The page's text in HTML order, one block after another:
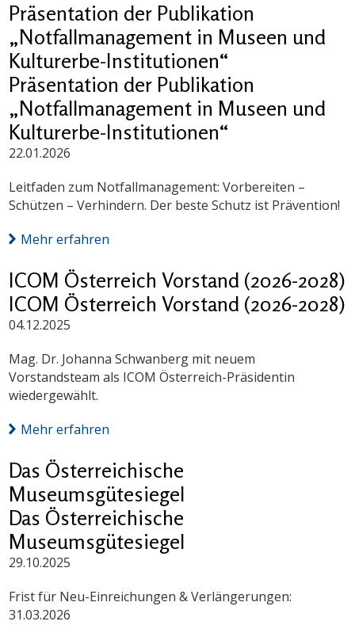
Präsentation der Publikation
„Notfallmanagement in Museen und
Kulturerbe-Institutionen“
Präsentation der Publikation
„Notfallmanagement in Museen und
Kulturerbe-Institutionen“
22.01.2026
Leitfaden zum Notfallmanagement: Vorbereiten –
Schützen – Verhindern. Der beste Schutz ist Prävention!
Mehr erfahren
ICOM Österreich Vorstand (2026-2028)
ICOM Österreich Vorstand (2026-2028)
04.12.2025
Mag. Dr. Johanna Schwanberg mit neuem
Vorstandsteam als ICOM Österreich-Präsidentin
wiedergewählt.
Mehr erfahren
Das Österreichische
Museumsgütesiegel
Das Österreichische
Museumsgütesiegel
29.10.2025
Frist für Neu-Einreichungen & Verlängerungen:
31.03.2026